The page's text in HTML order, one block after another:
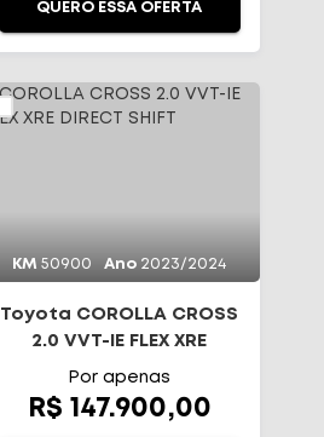
QUERO ESSA OFERTA
KM 50900 Ano 2023/2024
Toyota COROLLA CROSS
2.0 VVT-IE FLEX XRE
DIRECT SHIFT
Por apenas
R$ 147.900,00